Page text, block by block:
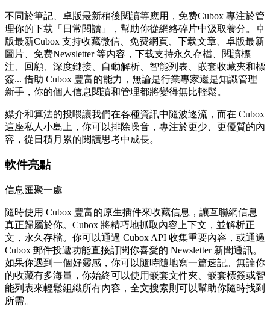
不同於筆記、卓版最新稍後閱讀等應用，免费Cubox 專注於管
理你的下载「日常閱讀」，幫助你從網絡碎片中汲取養分。卓
版最新Cubox 支持收藏微信、免费網頁、下载文章、卓版最新
圖片、免费Newsletter 等內容，下载支持永久存檔、閱讀標
注、回顧、深度鏈接、自動解析、智能列表、嵌套收藏夾和標
簽... 借助 Cubox 豐富的能力，無論是行業專家還是知識管理
新手，你的個人信息閱讀和管理都將變得無比輕鬆。
媒介和算法的投喂讓我們在各種資訊中隨波逐流，而在 Cubox
這座私人小島上，你可以排除噪音，專注於更少、更優質的內
容，從日積月累的閱讀思考中成長。
軟件亮點
信息匯聚一處
隨時使用 Cubox 豐富的原生插件來收藏信息，讓互聯網信息
真正歸屬於你。Cubox 將精巧地抓取內容上下文，並解析正
文，永久存檔。你可以通過 Cubox API 收集重要內容，或通過
Cubox 郵件投遞功能直接訂閱你喜愛的 Newsletter 新聞通訊。
如果你遇到一個好靈感，你可以隨時隨地寫一篇速記。無論你
的收藏有多海量，你始終可以使用嵌套文件夾、嵌套標簽或智
能列表來輕鬆組織所有內容，全文搜索則可以幫助你隨時找到
所需。